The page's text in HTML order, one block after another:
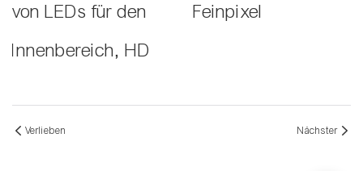
von LEDs für den
Innenbereich, HD
Feinpixel
Verlieben Nächster